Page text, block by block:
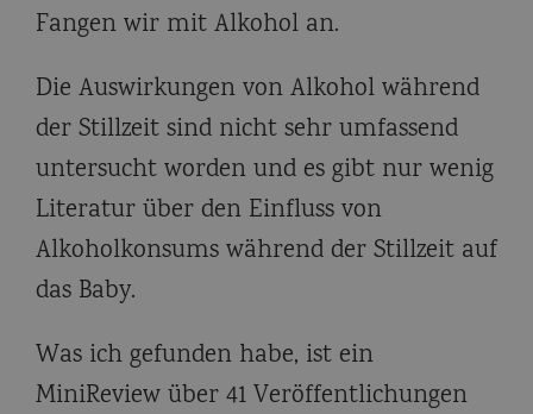
Fangen wir mit Alkohol an.
Die Auswirkungen von Alkohol während
der Stillzeit sind nicht sehr umfassend
untersucht worden und es gibt nur wenig
Literatur über den Einfluss von
Alkoholkonsums während der Stillzeit auf
das Baby.
Was ich gefunden habe, ist ein
MiniReview über 41 Veröffentlichungen